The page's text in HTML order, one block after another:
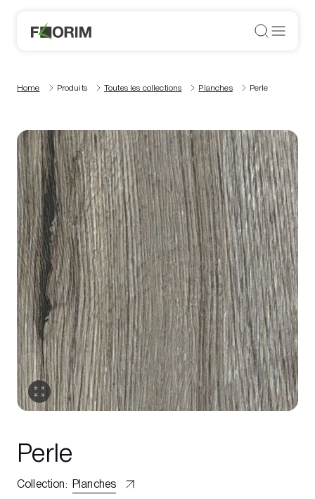
Home Produits Toutes les collections Planches Perle
Perle
Collection: Planches